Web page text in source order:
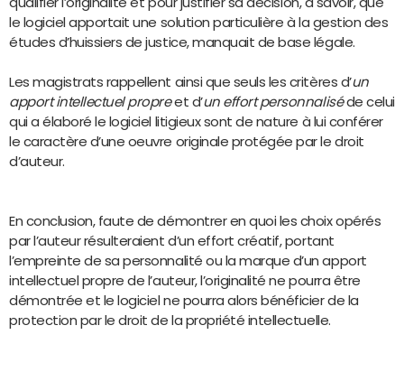
le logiciel apportait une solution particulière à la gestion des
études d’huissiers de justice, manquait de base légale.
Les magistrats rappellent ainsi que seuls les critères d’un
apport intellectuel propreet d’un effort personnaliséde celui
qui a élaboré le logiciel litigieux sont de nature à lui conférer
le caractère d’une oeuvre originale protégée par le droit
d’auteur.
En conclusion, faute de démontrer en quoi les choix opérés
par l’auteur résulteraient d’un effort créatif, portant
l’empreinte de sa personnalité ou la marque d’un apport
intellectuel propre de l’auteur, l’originalité ne pourra être
démontrée et le logiciel ne pourra alors bénéficier de la
protection par le droit de la propriété intellectuelle.